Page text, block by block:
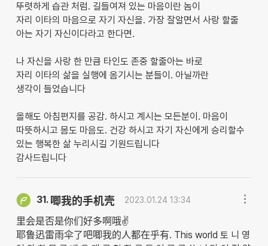
뚜렷하게 습관 처럼. 길들여져 있는 마음이란 놈이
자리 이타의 마음으로 자기 자신을. 가장 잘알면서 사랑 할줄
아는 자기 자신이다라고 한다면.
나 자신을 사랑 한 만큼 타인도 존중 할줄아는 바로
자리 이타의 삶을 실행에 옴기시는 분들이. 아닐까란
생각이 들었습니다
올해도 아침편지를 공감. 하시고 계시는 모든분이. 마음이
따뜻하시고 몸도 마음도. 건강 하시고 자기 자신에게 승리할수
있는 행복한 삶 누리시길 기원드립니다
감사드립니다
31. 唧我的手机壳 2023.01.24 13:34
里会是否是你们好多啊哦✌
耶鲁迅雷雨伞了吧唧我的人都在乎有. This world 토 니 영